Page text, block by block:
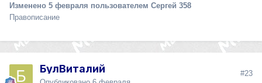
Изменено 5 февраля пользователем Сергей 358
Правописание
БулВиталий #23